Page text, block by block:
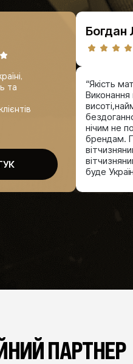
та
Богдан
“Якість
Виконання
нічим не
брендам.
буде
ПАРТНЕР